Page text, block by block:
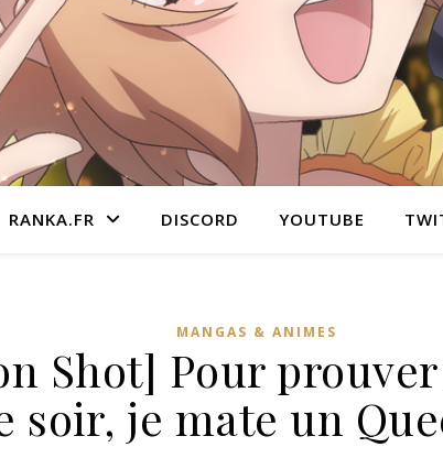
RANKA.FR DISCORD YOUTUBE
MANGAS & ANIMES
Shot] Pour
soir, je mate un